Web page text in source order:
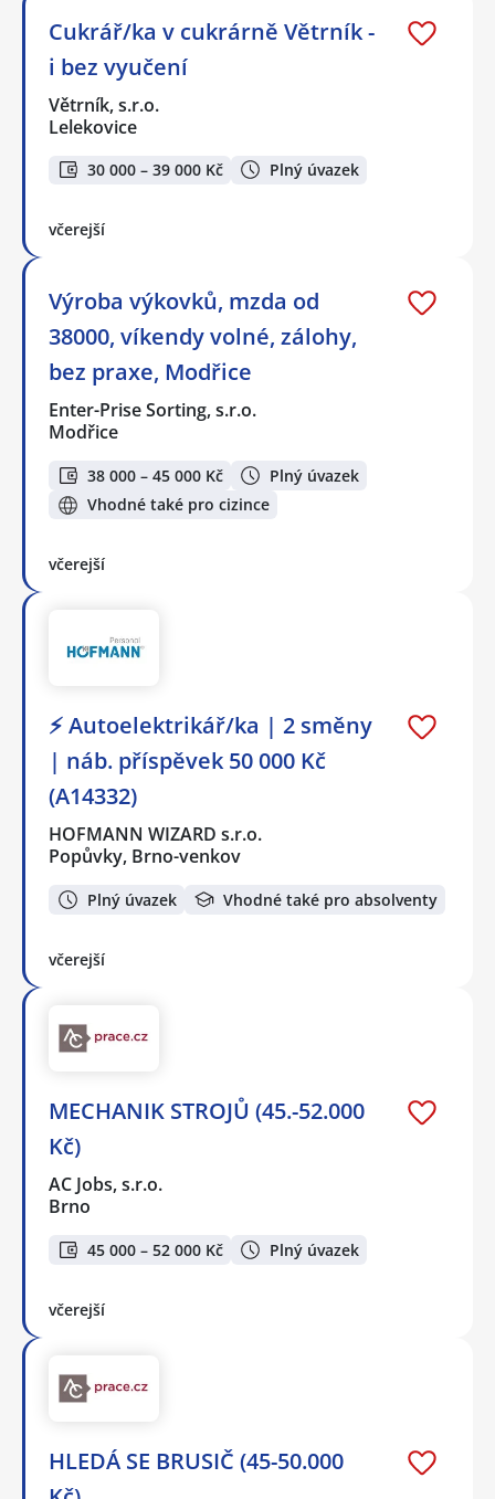
Cukrář/ka v cukrárně Větrník -
i bez vyučení
Větrník, s.r.o.
Lelekovice
30 000 – 39 000 Kč Plný úvazek
včerejší
Výroba výkovků, mzda od
38000, víkendy volné, zálohy,
bez praxe, Modřice
Enter-Prise Sorting, s.r.o.
Modřice
38 000 – 45 000 Kč
Plný úvazek
Vhodné také pro cizince
včerejší
⚡ Autoelektrikář/ka | 2 směny
| náb. příspěvek 50 000 Kč
(A14332)
HOFMANN WIZARD s.r.o.
Popůvky, Brno-venkov
Plný úvazek Vhodné také pro absolventy
včerejší
MECHANIK STROJŮ (45.-52.000
Kč)
AC Jobs, s.r.o.
Brno
45 000 – 52 000 Kč Plný úvazek
včerejší
HLEDÁ SE BRUSIČ (45-50.000